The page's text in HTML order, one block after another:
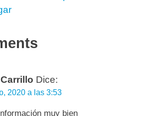
Dice:
2020 a las 3:53
muy bien